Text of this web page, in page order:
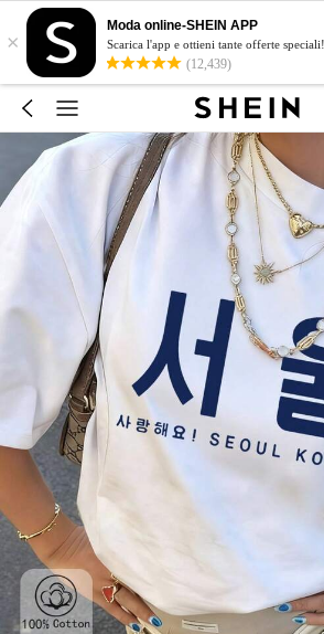
×
Moda online-SHEIN APP
Scarica l'app e ottieni tante offerte speciali!
(12,439)